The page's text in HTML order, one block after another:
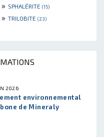
» SPHALÉRITE (15)
» TRILOBITE (23)
2026
environnemental
de Mineraly